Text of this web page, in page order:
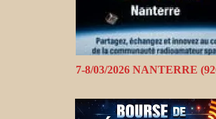
7-8/03/2026 NANTERRE